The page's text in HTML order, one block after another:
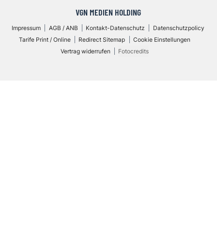
VGN MEDIEN HOLDING
Impressum AGB / ANB Kontakt-Datenschutz
Datenschutzpolicy
Tarife Print / Online
Redirect Sitemap
Cookie Einstellungen
Vertrag widerrufen
Fotocredits